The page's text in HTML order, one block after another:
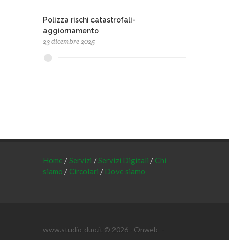
Polizza rischi catastrofali-
aggiornamento
23 dicembre 2025
Home /Servizi /Servizi Digitali / Chi
siamo / Circolari / Dove siamo
www.studio-duo.it © 2026 - Onweb -